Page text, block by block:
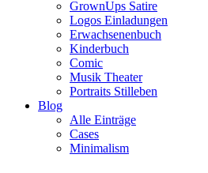
GrownUps Satire
Logos Einladungen
Erwachsenenbuch
Kinderbuch
Comic
Musik Theater
Portraits Stilleben
Blog
Alle Einträge
Cases
Minimalism